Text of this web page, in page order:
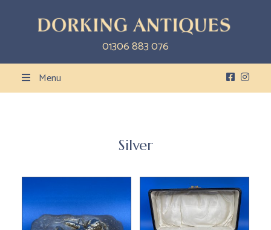
01306 883 076
Menu
Silver